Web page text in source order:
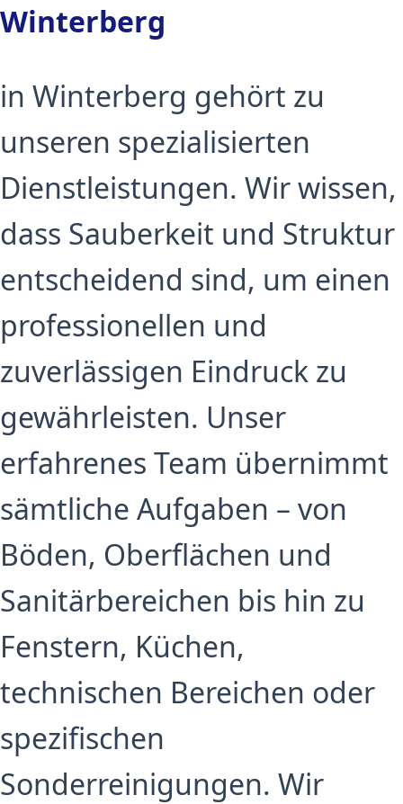
Winterberg
in Winterberg gehört zu
unseren spezialisierten
Dienstleistungen. Wir wissen,
dass Sauberkeit und Struktur
entscheidend sind, um einen
professionellen und
zuverlässigen Eindruck zu
gewährleisten. Unser
erfahrenes Team übernimmt
sämtliche Aufgaben – von
Böden, Oberflächen und
Sanitärbereichen bis hin zu
Fenstern, Küchen,
technischen Bereichen oder
spezifischen
Sonderreinigungen. Wir